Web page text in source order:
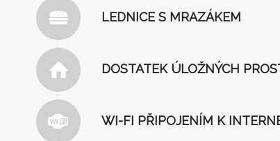
LEDNICE S MRAZÁKEM
DOSTATEK ÚLOŽNÝCH
WI-FI PŘIPOJENÍM K